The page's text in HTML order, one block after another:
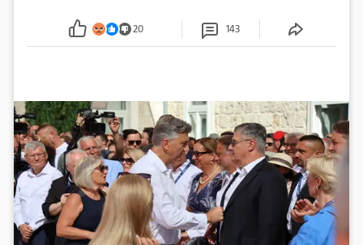
Kada bi slagali jednu na drugu, visina bi bila kao
2600 katedrala
20 143